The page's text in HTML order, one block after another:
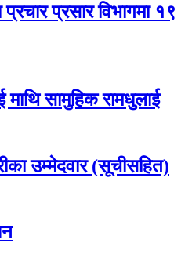
प्रसार विभागमा १९
सामुहिक रामधुलाई
उम्मेदवार (सूचीसहित)